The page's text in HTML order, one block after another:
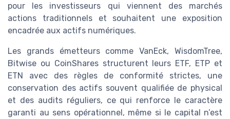
pour les investisseurs qui viennent des marchés
actions traditionnels et souhaitent une exposition
encadrée aux actifs numériques.
Les grands émetteurs comme VanEck, WisdomTree,
Bitwise ou CoinShares structurent leurs ETF, ETP et
ETN avec des règles de conformité strictes, une
conservation des actifs souvent qualifiée de physical
et des audits réguliers, ce qui renforce le caractère
garanti au sens opérationnel, même si le capital n’est